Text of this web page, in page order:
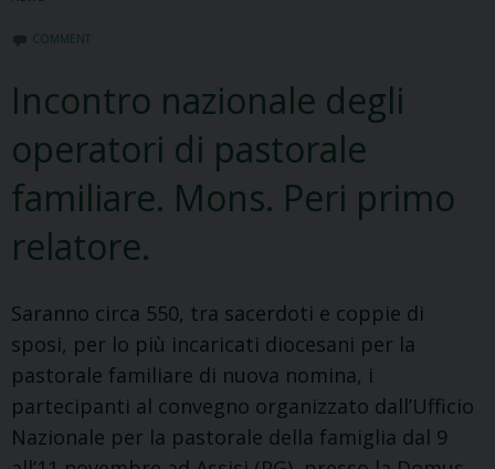
COMMENT
Incontro nazionale degli
operatori di pastorale
familiare. Mons. Peri primo
relatore.
Saranno circa 550, tra sacerdoti e coppie di
sposi, per lo più incaricati diocesani per la
pastorale familiare di nuova nomina, i
partecipanti al convegno organizzato dall’Ufficio
Nazionale per la pastorale della famiglia dal 9